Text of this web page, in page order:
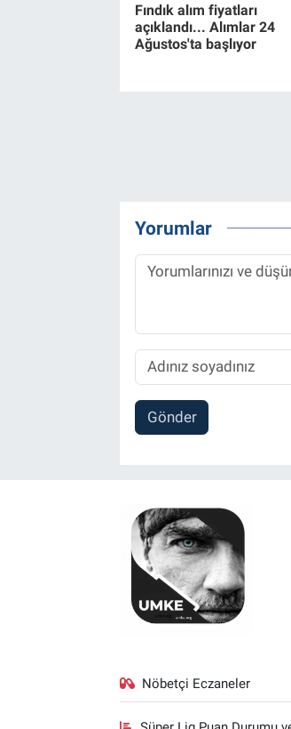
Fındık alım fiyatları
açıklandı... Alımlar 24
Ağustos'ta başlıyor
Yorumlar
Gönder
Nöbetçi Eczaneler